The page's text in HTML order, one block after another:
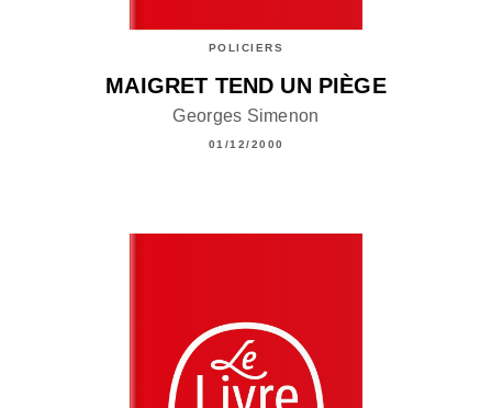
POLICIERS
MAIGRET TEND UN PIÈGE
Georges Simenon
01/12/2000